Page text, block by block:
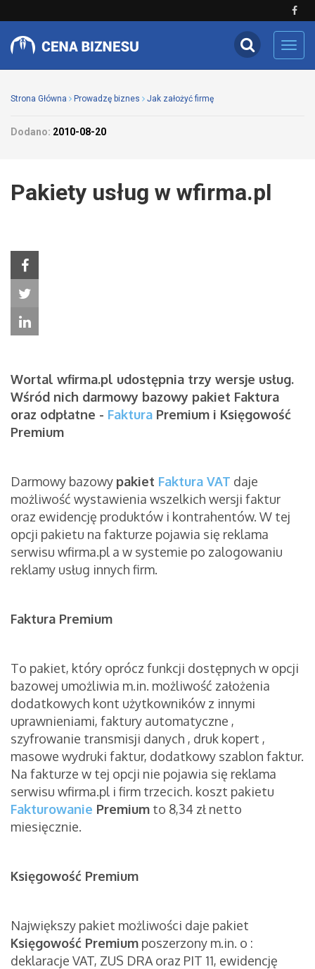
Strona Główna Prowadzę biznes Jak założyć firmę
Dodano: 2010-08-20
Pakiety usług w wfirma.pl
Wortal wfirma.pl udostępnia trzy wersje usług.
Wśród nich darmowy bazowy pakiet Faktura
oraz odpłatne - Faktura Premium i Księgowość
Premium
Darmowy bazowy pakiet Faktura VAT daje
możliwość wystawienia wszelkich wersji faktur
oraz ewidencję produktów i kontrahentów. W tej
opcji pakietu na fakturze pojawia się reklama
serwisu wfirma.pl a w systemie po zalogowaniu
reklamy usług innych firm.
Faktura Premium
To pakiet, który oprócz funkcji dostępnych w opcji
bazowej umożliwia m.in. możliwość założenia
dodatkowych kont użytkowników z innymi
uprawnieniami, faktury automatyczne ,
szyfrowanie transmisji danych , druk kopert ,
masowe wydruki faktur, dodatkowy szablon faktur.
Na fakturze w tej opcji nie pojawia się reklama
serwisu wfirma.pl i firm trzecich. koszt pakietu
Fakturowanie Premium to 8,34 zł netto
miesięcznie.
Księgowość Premium
Największy pakiet możliwości daje pakiet
Księgowość Premium poszerzony m.in. o :
deklaracje VAT, ZUS DRA oraz PIT 11, ewidencję